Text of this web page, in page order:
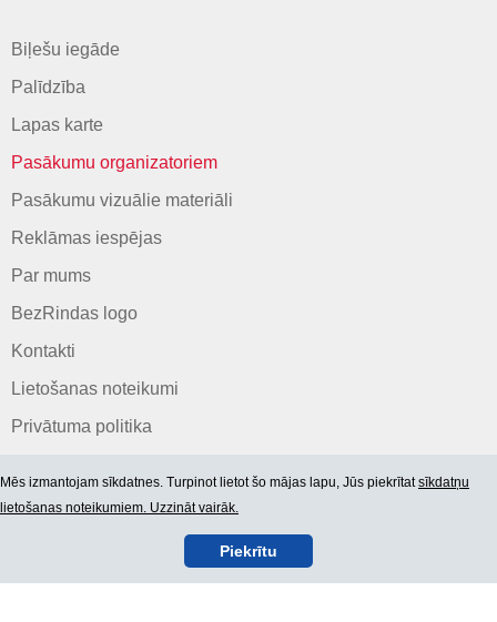
Biļešu iegāde
Palīdzība
Lapas karte
Pasākumu organizatoriem
Pasākumu vizuālie materiāli
Reklāmas iespējas
Par mums
BezRindas logo
Kontakti
Lietošanas noteikumi
Privātuma politika
Mēs izmantojam sīkdatnes. Turpinot lietot šo mājas lapu, Jūs piekrītatsīkdatņu
lietošanas noteikumiem. Uzzināt vairāk.
Piekrītu